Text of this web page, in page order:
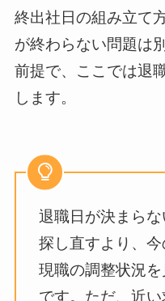
終出社日の組み立て
が終わらない問題は
前提で、ここでは退
します。
退職日が決まら
探し直すより、今
現職の調整状況
です。ただ、近